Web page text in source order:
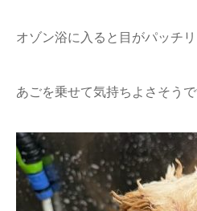
オゾン浴に入ると目がパッチ
あごを乗せて気持ちよさそう